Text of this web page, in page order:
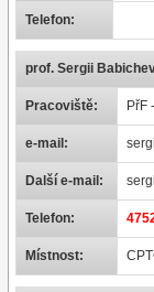
Telefon:
prof. Sergii
Pracoviště: PřF
e-mail:
Další e-mail:
Telefon:
Místnost: